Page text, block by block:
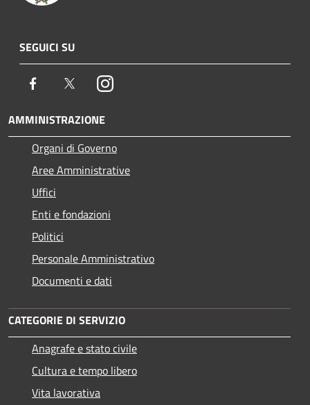
SEGUICI SU
Facebook TwitterInstagram
AMMINISTRAZIONE
Organi di Governo
Aree Amministrative
Uffici
Enti e fondazioni
Politici
Personale Amministrativo
Documenti e dati
CATEGORIE DI SERVIZIO
Anagrafe e stato civile
Cultura e tempo libero
Vita lavorativa